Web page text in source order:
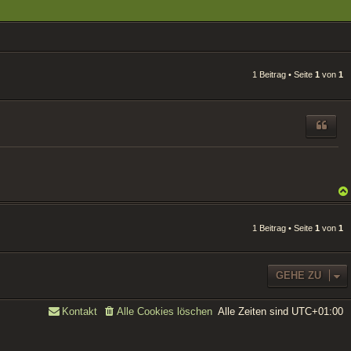
1 Beitrag • Seite 1 von 1
1 Beitrag • Seite 1 von 1
GEHE ZU
Alle Zeiten sind UTC+01:00
Alle Cookies löschen
Kontakt